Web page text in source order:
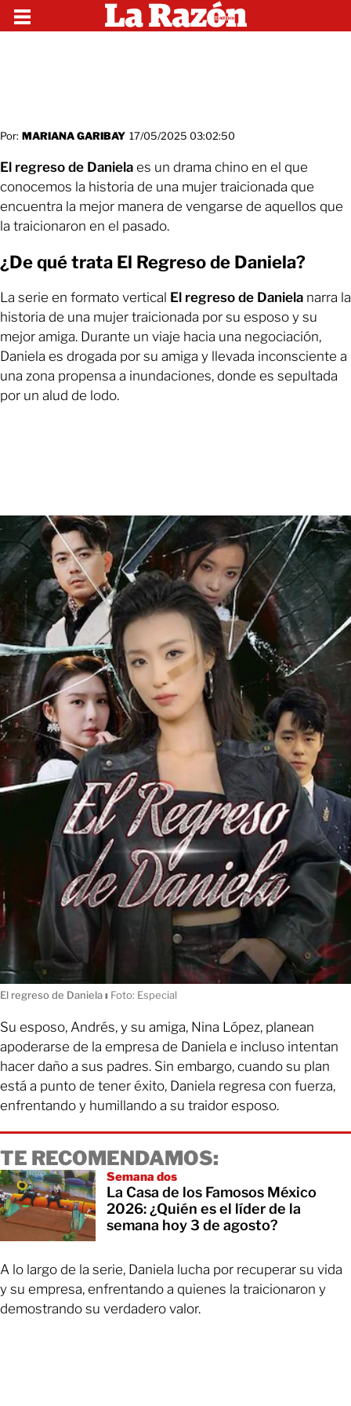
Por: MARIANA GARIBAY 17/05/2025 03:02:50
El regreso de Daniela es un drama chino en el que
conocemos la historia de una mujer traicionada que
encuentra la mejor manera de vengarse de aquellos que
la traicionaron en el pasado.
¿De qué trata El Regreso de Daniela?
La serie en formato vertical El regreso de Daniela narra la
historia de una mujer traicionada por su esposo y su
mejor amiga. Durante un viaje hacia una negociación,
Daniela es drogada por su amiga y llevada inconsciente a
una zona propensa a inundaciones, donde es sepultada
por un alud de lodo.
El regreso de Danielaı Foto: Especial
Su esposo, Andrés, y su amiga, Nina López, planean
apoderarse de la empresa de Daniela e incluso intentan
hacer daño a sus padres. Sin embargo, cuando su plan
está a punto de tener éxito, Daniela regresa con fuerza,
enfrentando y humillando a su traidor esposo.
TE RECOMENDAMOS:
Semana dos
La Casa de los Famosos México
2026: ¿Quién es el líder de la
semana hoy 3 de agosto?
A lo largo de la serie, Daniela lucha por recuperar su vida
y su empresa, enfrentando a quienes la traicionaron y
demostrando su verdadero valor.